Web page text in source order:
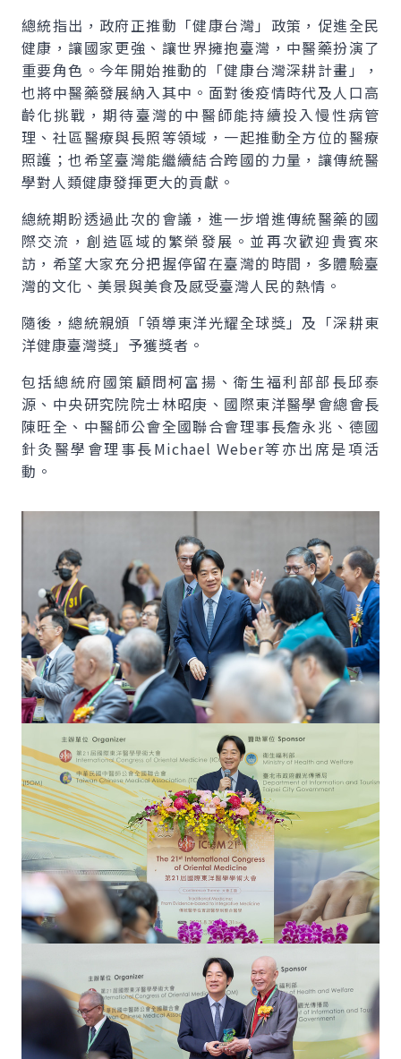
總統指出，政府正推動「健康台灣」政策，促進全民
健康，讓國家更強、讓世界擁抱臺灣，中醫藥扮演了
重要角色。今年開始推動的「健康台灣深耕計畫」，
也將中醫藥發展納入其中。面對後疫情時代及人口高
齡化挑戰，期待臺灣的中醫師能持續投入慢性病管
理、社區醫療與長照等領域，一起推動全方位的醫療
照護；也希望臺灣能繼續結合跨國的力量，讓傳統醫
學對人類健康發揮更大的貢獻。
總統期盼透過此次的會議，進一步增進傳統醫藥的國
際交流，創造區域的繁榮發展。並再次歡迎貴賓來
訪，希望大家充分把握停留在臺灣的時間，多體驗臺
灣的文化、美景與美食及感受臺灣人民的熱情。
隨後，總統親頒「領導東洋光耀全球獎」及「深耕東
洋健康臺灣獎」予獲獎者。
包括總統府國策顧問柯富揚、衛生福利部部長邱泰
源、中央研究院院士林昭庚、國際東洋醫學會總會長
陳旺全、中醫師公會全國聯合會理事長詹永兆、德國
針灸醫學會理事長Michael Weber等亦出席是項活
動。